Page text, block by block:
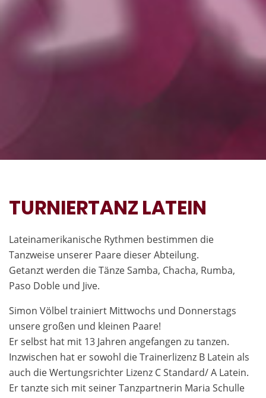
TURNIERTANZ LATEIN
Lateinamerikanische Rythmen bestimmen die
Tanzweise unserer Paare dieser Abteilung.
Getanzt werden die Tänze Samba, Chacha, Rumba,
Paso Doble und Jive.
Simon Völbel trainiert Mittwochs und Donnerstags
unsere großen und kleinen Paare!
Er selbst hat mit 13 Jahren angefangen zu tanzen.
Inzwischen hat er sowohl die Trainerlizenz B Latein als
auch die Wertungsrichter Lizenz C Standard/ A Latein.
Er tanzte sich mit seiner Tanzpartnerin Maria Schulle